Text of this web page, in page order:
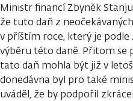
Ministr financí Zbyněk
že tuto daň z
v příštím roce, který je
výběru této daně. Přitom se
tato daň mohla být již v
donedávna byl pro také
uváděl, že by podpořil